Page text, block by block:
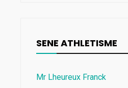
SENE ATHLETISME
Mr Lheureux Franck